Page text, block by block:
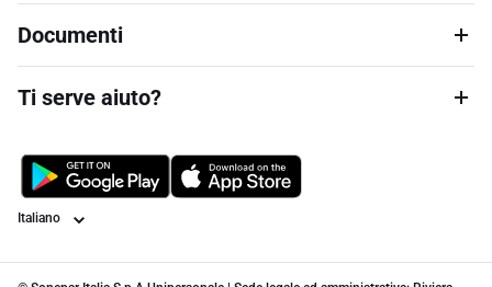
Documenti
Ti serve aiuto?
Lingua